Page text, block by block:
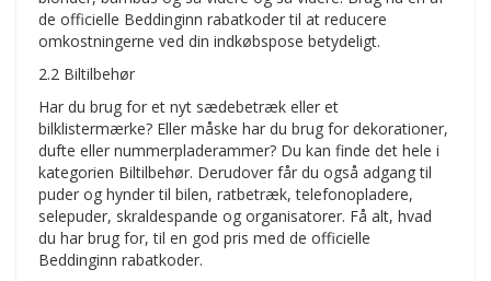
de officielle Beddinginn rabatkoder til at reducere
omkostningerne ved din indkøbspose betydeligt.
2.2 Biltilbehør
Har du brug for et nyt sædebetræk eller et
bilklistermærke? Eller måske har du brug for dekorationer,
dufte eller nummerpladerammer? Du kan finde det hele i
kategorien Biltilbehør. Derudover får du også adgang til
puder og hynder til bilen, ratbetræk, telefonopladere,
selepuder, skraldespande og organisatorer. Få alt, hvad
du har brug for, til en god pris med de officielle
Beddinginn rabatkoder.